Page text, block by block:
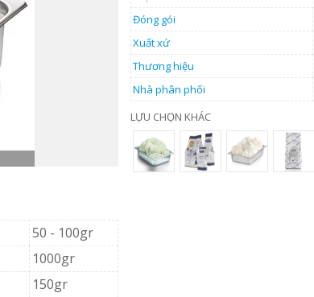
Đóng gói
Xuất xứ
Thương hiệu
Nhà phân phối
LỰU CHỌN KHÁC
50 - 100gr
1000gr
150gr